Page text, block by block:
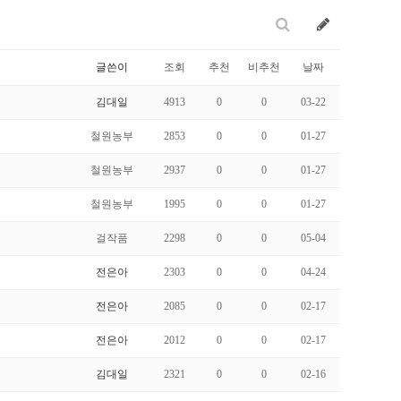
글쓴이 조회 추천 비추천 날짜
김대일 4913 0 0 03-22
철원농부 2853 0 0 01-27
철원농부 2937 0 0 01-27
철원농부 1995 0 0 01-27
걸작품 2298 0 0 05-04
전은아 2303 0 0 04-24
전은아 2085 0 0 02-17
전은아 2012 0 0 02-17
김대일 2321 0 0 02-16